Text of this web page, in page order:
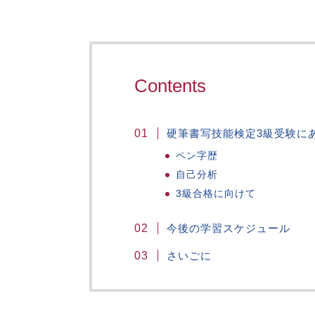
Contents
硬筆書写技能検定3級受験に
ペン字歴
自己分析
3級合格に向けて
今後の学習スケジュール
さいごに